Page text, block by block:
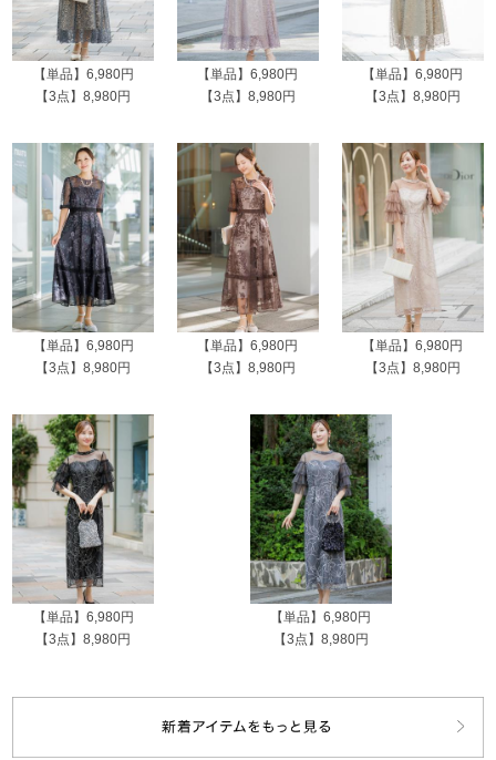
【単品】6,980円
【3点】8,980円
【単品】6,980円
【3点】8,980円
【単品】6,980円
【3点】8,980円
【単品】6,980円
【3点】8,980円
【単品】6,980円
【3点】8,980円
【単品】6,980円
【3点】8,980円
【単品】6,980円
【3点】8,980円
【単品】6,980円
【3点】8,980円